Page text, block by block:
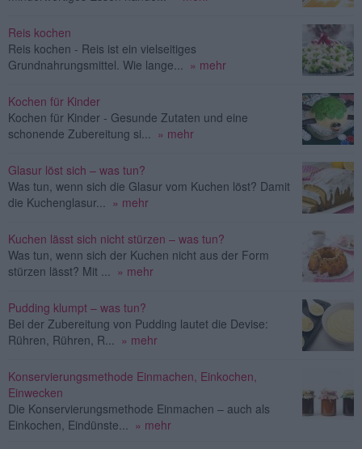
Reis kochen
Reis kochen - Reis ist ein vielseitiges
Grundnahrungsmittel. Wie lange... » mehr
Kochen für Kinder
Kochen für Kinder - Gesunde Zutaten und eine
schonende Zubereitung si... » mehr
Glasur löst sich – was tun?
Was tun, wenn sich die Glasur vom Kuchen löst? Damit
die Kuchenglasur... » mehr
Kuchen lässt sich nicht stürzen – was tun?
Was tun, wenn sich der Kuchen nicht aus der Form
stürzen lässt? Mit ... » mehr
Pudding klumpt – was tun?
Bei der Zubereitung von Pudding lautet die Devise:
Rühren, Rühren, R... » mehr
Konservierungsmethode Einmachen, Einkochen,
Einwecken
Die Konservierungsmethode Einmachen – auch als
Einkochen, Eindünste... » mehr